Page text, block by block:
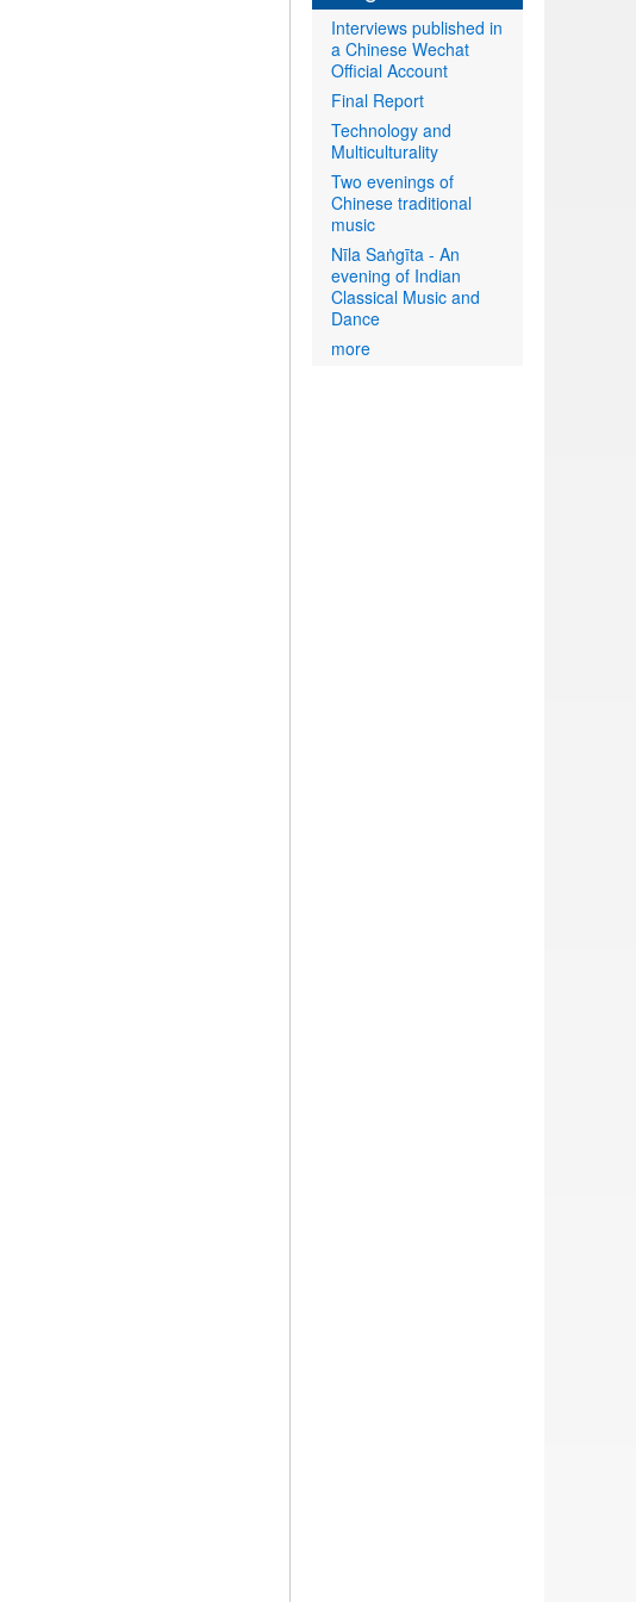
Interviews published in
a Chinese Wechat
Official Account
Final Report
Technology and
Multiculturality
Two evenings of
Chinese traditional
music
Nīla Saṅgīta - An
evening of Indian
Classical Music and
Dance
more